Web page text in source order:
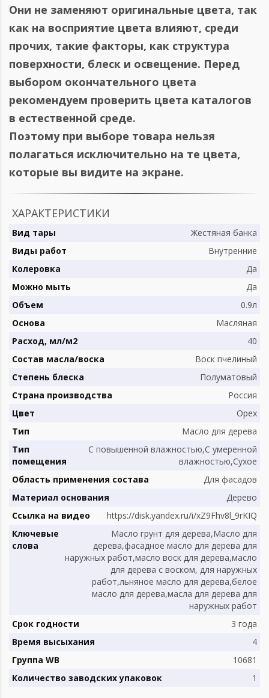
Они не заменяют оригинальные цвета, так
как на восприятие цвета влияют, среди
прочих, такие факторы, как структура
поверхности, блеск и освещение. Перед
выбором окончательного цвета
рекомендуем проверить цвета каталогов
в естественной среде.
Поэтому при выборе товара нельзя
полагаться исключительно на те цвета,
которые вы видите на экране.
ХАРАКТЕРИСТИКИ
Вид тары
Жестяная банка
Виды работ
Внутренние
Колеровка
Да
Можно мыть
Да
Объем
0.9л
Основа
Масляная
Расход, мл/м2
40
Состав масла/воска
Воск пчелиный
Степень блеска
Полуматовый
Страна производства
Россия
Цвет
Орех
Тип
Масло для дерева
Тип
помещения
С повышенной влажностью,С умеренной
влажностью,Сухое
Область применения состава
Для фасадов
Материал основания
Дерево
Ссылка на видео
https://disk.yandex.ru/i/xZ9Fhv8l_9rKIQ
Ключевые
слова
Масло грунт для дерева,Масло для
дерева,фасадное масло для дерева для
наружных работ,масло воск для дерева,масло
для дерева с воском, для наружных
работ,льняное масло для дерева,белое
масло для дерева,масла для дерева для
наружных работ
Срок годности
3 года
Время высыхания
4
Группа WB
10681
Количество заводских упаковок
1